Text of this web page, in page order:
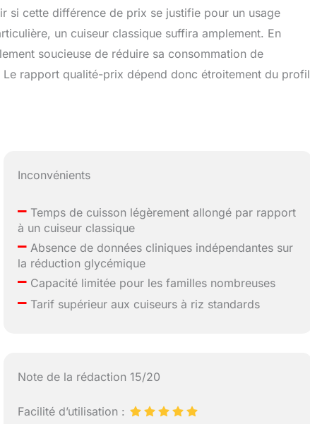
si cette différence de prix se justifie pour un usage
un cuiseur classique suffira amplement. En
soucieuse de réduire sa consommation de
rapport qualité-prix dépend donc étroitement du profil
Inconvénients
– Temps de cuisson légèrement allongé par rapport
à un cuiseur classique
– Absence de données cliniques indépendantes sur
la réduction glycémique
– Capacité limitée pour les familles nombreuses
– Tarif supérieur aux cuiseurs à riz standards
Note de la rédaction 15/20
Facilité d’utilisation :